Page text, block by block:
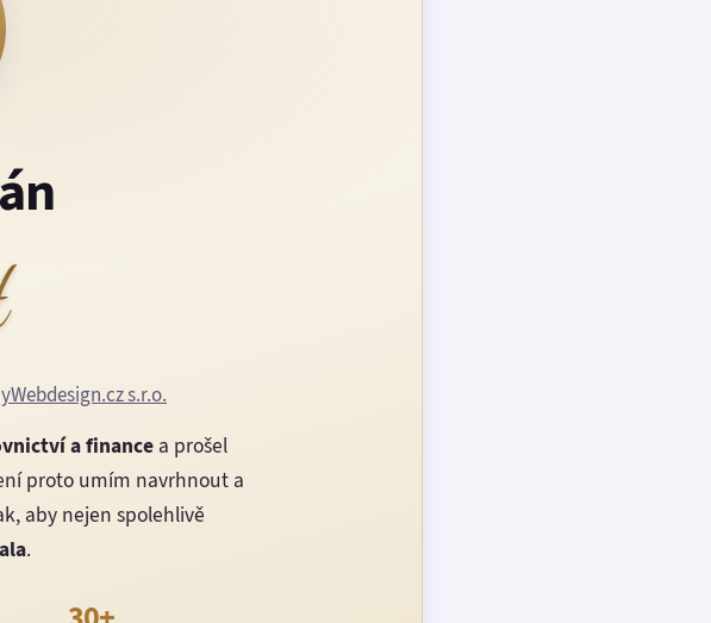
s.r.o.
a financea prošel
proto umím navrhnout a
aby nejen spolehlivě
.